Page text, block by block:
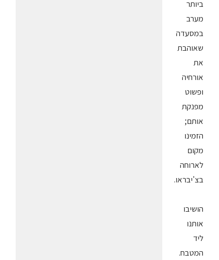
ביותר
מערב
במסעדה
שאוהבת
את
אורחיה
ופשוט
מפנקת
אותם;
הזמינו
מקום
לארוחה
בצ'יבראו.
הושיבו
אותנו
ליד
המטבח.